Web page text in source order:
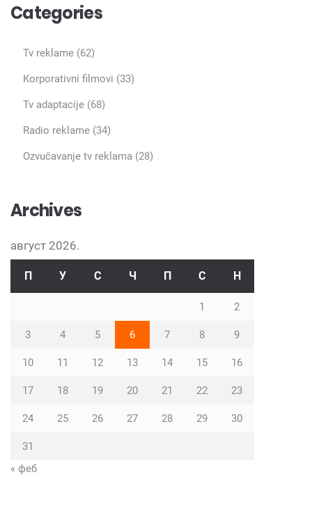
Categories
Tv reklame (62)
Korporativni filmovi (33)
Tv adaptacije (68)
Radio reklame (34)
Ozvučavanje tv reklama (28)
Archives
август 2026.
П У С Ч П С Н
1 2
3 4 5 6 7 8 9
10 11 12 13 14 15 16
17 18 19 20 21 22 23
24 25 26 27 28 29 30
31
« феб